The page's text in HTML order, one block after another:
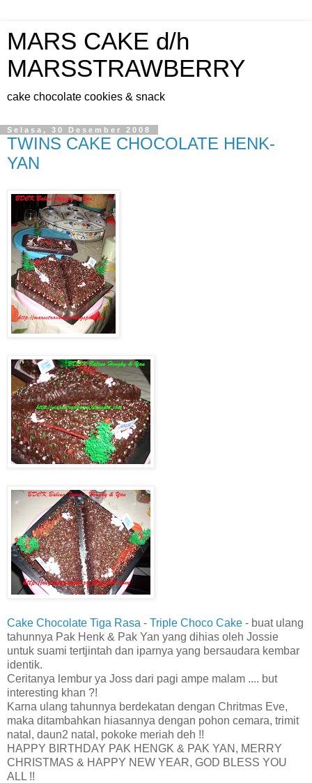
MARS CAKE d/h
MARSSTRAWBERRY
cake chocolate cookies & snack
Selasa, 30 Desember 2008
TWINS CAKE CHOCOLATE HENK-
YAN
Cake Chocolate Tiga Rasa - Triple Choco Cake - buat ulang
tahunnya Pak Henk & Pak Yan yang dihias oleh Jossie
untuk suami tertjintah dan iparnya yang bersaudara kembar
identik.
Ceritanya lembur ya Joss dari pagi ampe malam .... but
interesting khan ?!
Karna ulang tahunnya berdekatan dengan Chritmas Eve,
maka ditambahkan hiasannya dengan pohon cemara, trimit
natal, daun2 natal, pokoke meriah deh !!
HAPPY BIRTHDAY PAK HENGK & PAK YAN, MERRY
CHRISTMAS & HAPPY NEW YEAR, GOD BLESS YOU
ALL !!